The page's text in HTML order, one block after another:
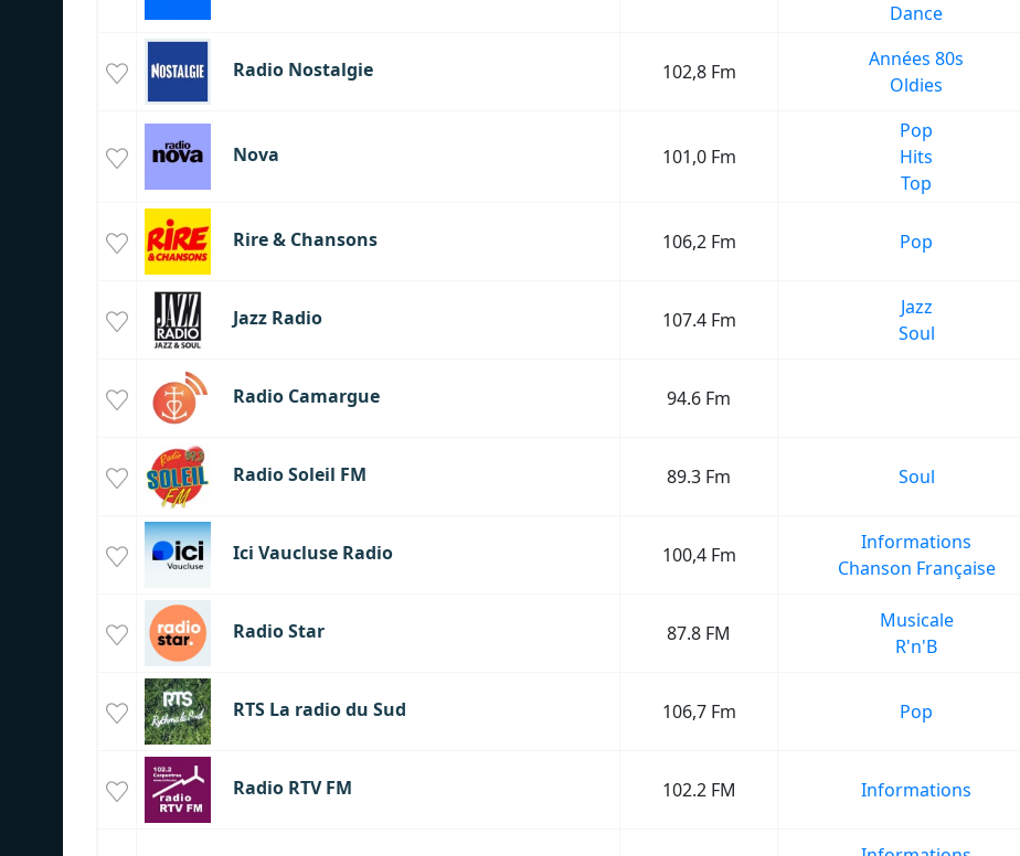
Dance
Radio Nostalgie 102,8 Fm
Années 80s
Oldies
Nova 101,0 Fm
Pop
Hits
Top
Rire & Chansons 106,2 Fm Pop
Jazz Radio 107.4 Fm
Jazz
Soul
Radio Camargue 94.6 Fm
Radio Soleil FM 89.3 Fm Soul
Ici Vaucluse Radio 100,4 Fm
Informations
Chanson Française
Radio Star 87.8 FM
Musicale
R'n'B
RTS La radio du Sud 106,7 Fm Pop
Radio RTV FM 102.2 FM Informations